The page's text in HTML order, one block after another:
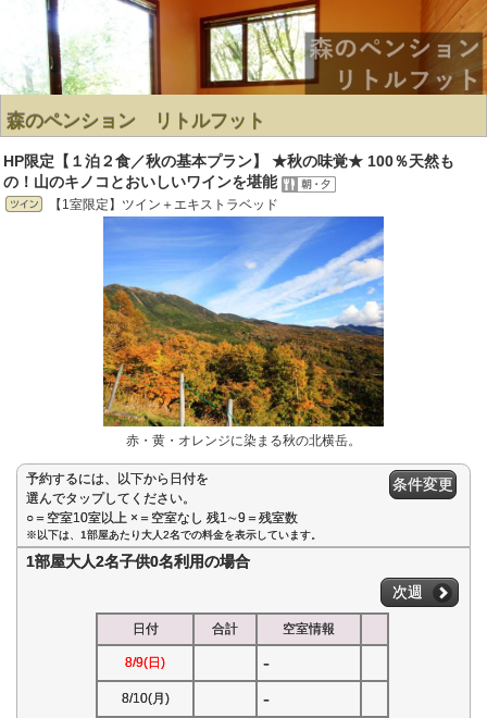
森のペンション リトルフット
HP限定【１泊２食／秋の基本プラン】 ★秋の味覚★ 100％天然も
の！山のキノコとおいしいワインを堪能
【1室限定】ツイン＋エキストラベッド
赤・黄・オレンジに染まる秋の北横岳。
予約するには、以下から日付を
選んでタップしてください。
○＝空室10室以上 ×＝空室なし 残1∼9＝残室数
条件変更
※以下は、1部屋あたり大人2名での料金を表示しています。
1部屋大人2名子供0名利用の場合
次週
日付 合計 空室情報
8/9(日) -
8/10(月) -